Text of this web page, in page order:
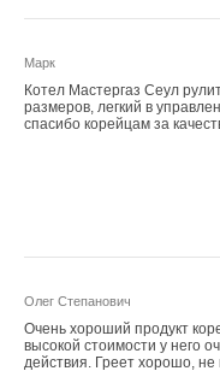
Марк
Котел Мастергаз Сеул
размеров, легкий в
спасибо корейцам за
Олег Степанович
Очень хороший продукт
высокой стоимости у него
действия. Греет хорошо,